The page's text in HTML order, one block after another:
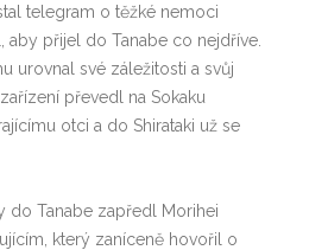
telegram o těžké nemoci
aby přijel do Tanabe co nejdříve.
urovnal své záležitosti a svůj
převedl na Sokaku
otci a do Shirataki už se
do Tanabe zapředl Morihei
který zaníceně hovořil o